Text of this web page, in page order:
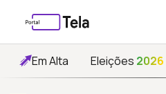
Em Alta Eleições 2026